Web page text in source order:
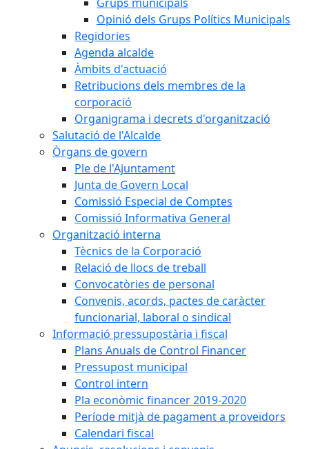
Opinió dels Grups Polítics Municipals
Regidories
Agenda alcalde
Àmbits d'actuació
Retribucions dels membres de la
corporació
Organigrama i decrets d'organització
Salutació de l'Alcalde
Òrgans de govern
Ple de l'Ajuntament
Junta de Govern Local
Comissió Especial de Comptes
Comissió Informativa General
Organització interna
Tècnics de la Corporació
Relació de llocs de treball
Convocatòries de personal
Convenis, acords, pactes de caràcter
funcionarial, laboral o sindical
Informació pressupostària i fiscal
Plans Anuals de Control Financer
Pressupost municipal
Control intern
Pla econòmic financer 2019-2020
Període mitjà de pagament a proveïdors
Calendari fiscal